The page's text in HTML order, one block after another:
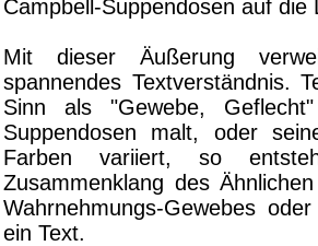
Campbell-Suppendosen auf die
Mit dieser Äußerung
spannendes Textverständnis.
Sinn als "Gewebe,
Suppendosen malt, oder
Farben variiert, so
Zusammenklang des
Wahrnehmungs-Gewebes
ein Text.